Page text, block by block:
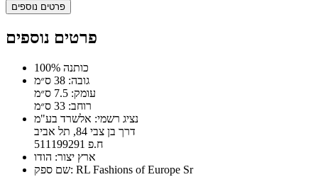
פרטים נוספים
פרטים נוספים
100% כותנה
גובה: 38 ס״מ
עומק: 7.5 ס״מ
רוחב: 33 ס״מ
נציג רשמי: אלשרד בע"מ
דרך בן צבי 84, תל אביב
ח.פ 511199291
ארץ יצור: הודו
שם ספק: RL Fashions of Europe Sr